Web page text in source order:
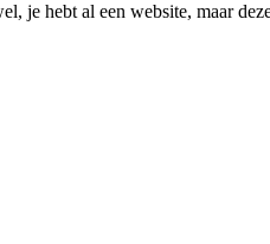
je hebt al een website, maar